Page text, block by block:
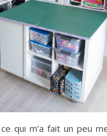
qui m’a fait un peu